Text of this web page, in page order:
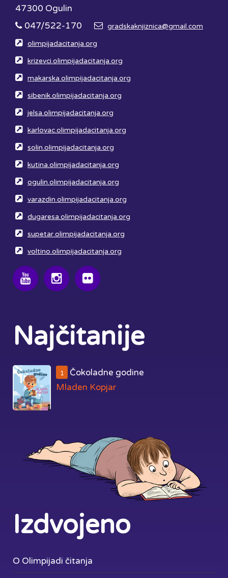
47300 Ogulin
047/522-170
gradskaknjiznica@gmail.com
olimpijadacitanja.org
krizevci.olimpijadacitanja.org
makarska.olimpijadacitanja.org
sibenik.olimpijadacitanja.org
jelsa.olimpijadacitanja.org
karlovac.olimpijadacitanja.org
solin.olimpijadacitanja.org
kutina.olimpijadacitanja.org
ogulin.olimpijadacitanja.org
varazdin.olimpijadacitanja.org
dugaresa.olimpijadacitanja.org
supetar.olimpijadacitanja.org
voltino.olimpijadacitanja.org
Najčitanije
1
Čokoladne godine
Mladen Kopjar
Izdvojeno
O Olimpijadi čitanja